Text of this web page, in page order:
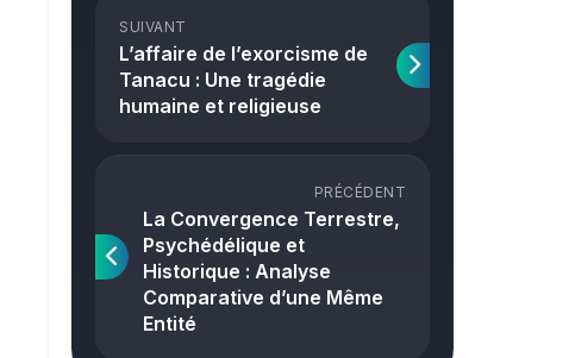
SUIVANT
L’affaire de l’exorcisme de
Tanacu : Une tragédie
humaine et religieuse
PRÉCÉDENT
La Convergence Terrestre,
Psychédélique et
Historique : Analyse
Comparative d’une Même
Entité